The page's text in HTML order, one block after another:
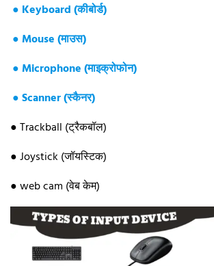
● Keyboard (कीबोर्ड)
● Mouse (माउस)
● Microphone (माइक्रोफोन)
● Scanner (स्कैनर)
● Trackball (ट्रैकबॉल)
● Joystick (जॉयस्टिक)
● web cam (वेब केम)